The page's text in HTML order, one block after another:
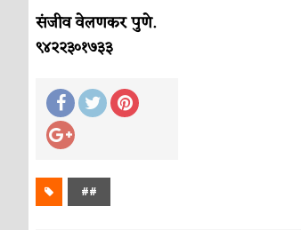
संजीव वेलणकर पुणे.
९४२२३०१७३३
##